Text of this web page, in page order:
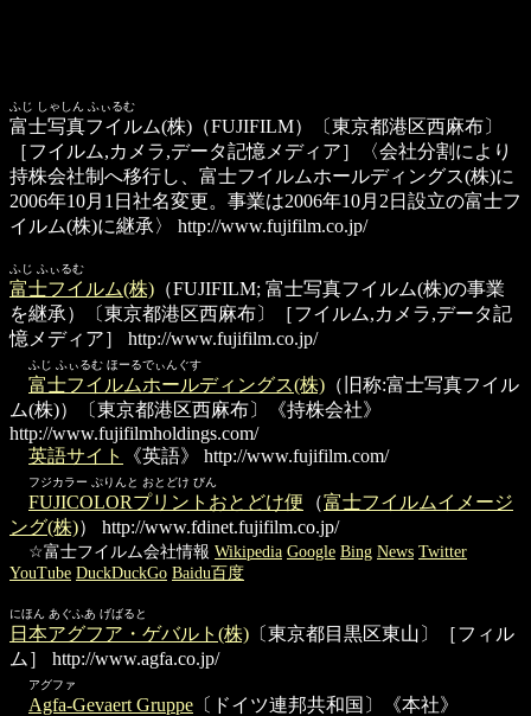
ふじ しゃしん ふぃるむ
富士写真フイルム(株) （FUJIFILM）〔東京都港区西麻布〕
［フイルム,カメラ,データ記憶メディア］〈会社分割により
持株会社制へ移行し、富士フイルムホールディングス(株)に
2006年10月1日社名変更。事業は2006年10月2日設立の富士フ
イルム(株)に継承〉
http://www.fujifilm.co.jp/
ふじ ふぃるむ
富士フイルム(株) （FUJIFILM; 富士写真フイルム(株)の事業
を継承）〔東京都港区西麻布〕［フイルム,カメラ,データ記
憶メディア］
http://www.fujifilm.co.jp/
ふじ ふぃるむ ほーるでぃんぐす
富士フイルムホールディングス(株) （旧称:富士写真フイル
ム(株)）〔東京都港区西麻布〕《持株会社》
http://www.fujifilmholdings.com/
英語サイト
《英語》 http://www.fujifilm.com/
フジカラー ぷりんと おとどけ びん
FUJICOLORプリントおとどけ便 （富士フイルムイメージ
ング(株)） http://www.fdinet.fujifilm.co.jp/
☆富士フイルム会社情報 Wikipedia Google Bing News Twitter
YouTube DuckDuckGo Baidu百度
にほん あぐふあ げばると
日本アグフア・ゲバルト(株) 〔東京都目黒区東山〕［フィル
ム］
http://www.agfa.co.jp/
アグファ
Agfa-Gevaert Gruppe 〔ドイツ連邦共和国〕《本社》